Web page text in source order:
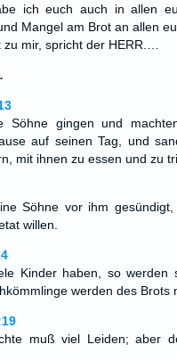
ich euch auch in allen
Mangel am Brot an allen
mir, spricht der HERR.…
Söhne gingen und
auf seinen Tag, und
mit ihnen zu essen und zu
Söhne vor ihm
willen.
Kinder haben, so werden
werden des Brots
muß viel Leiden; aber